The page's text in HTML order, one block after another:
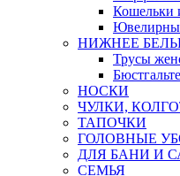
Кошельки
НИЖНЕЕ
Трусы
НОСКИ
ЧУЛКИ,
ТАПОЧКИ
ГОЛОВНЫЕ
ДЛЯ БАНИ И
СЕМЬЯ